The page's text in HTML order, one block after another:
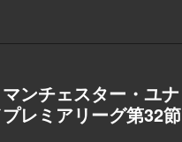
ンチェスター・ユナ
レミアリーグ第32節